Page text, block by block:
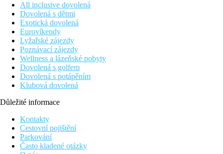
All inclusive dovolená
Dovolená s dětmi
Exotická dovolená
Eurovíkendy
Lyžařské zájezdy
Poznávací zájezdy
Wellness a lázeňské pobyty
Dovolená s golfem
Dovolená s potápěním
Klubová dovolená
Důležité informace
Kontakty
Cestovní pojištění
Parkování
Často kladené otázky